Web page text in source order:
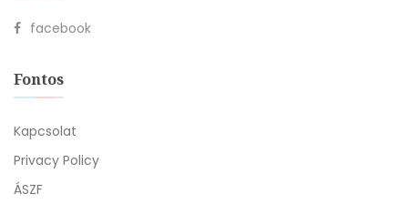
facebook
Fontos
Kapcsolat
Privacy Policy
ÁSZF